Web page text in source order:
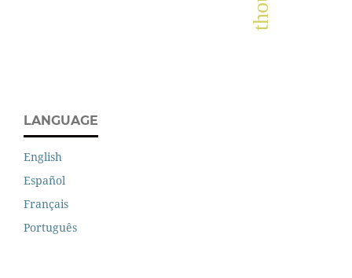
LANGUAGE
English
Español
Français
Português